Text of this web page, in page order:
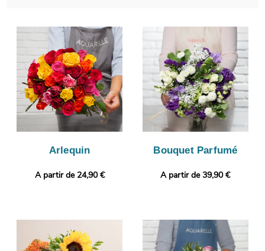
prendrons une photo de votre bouquet de fleurs. Le but est de
vous faire parvenir la photographie afin que vous puissiez
visualiser votre composition florale. L’expédition sera ensuite
lancée. Notre petit plus ? Gratuitement et en quelques clics,
vous pourrez ajouter une photo ou un message à votre
commande.
Arlequin
A partir de 24,90 €
Bouquet Parfumé
A partir de 39,90 €